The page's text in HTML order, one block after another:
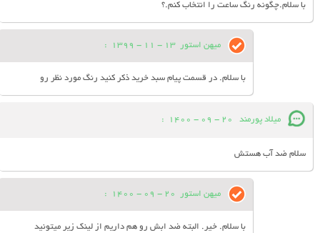
با سلام.چگونه رنگ ساعت را انتخاب کنم.؟
میهن استور 13 - 11 - 1399
:
با سلام. در قسمت پیام سبد خرید ذکر کنید رنگ مورد نظر رو
میلاد پورمند 20 - 09 - 1400
:
سلام ضد آب هستش
میهن استور 20 - 09 - 1400
:
با سلام. خیر. البته ضد ابش رو هم داریم از لینک زیر میتونید